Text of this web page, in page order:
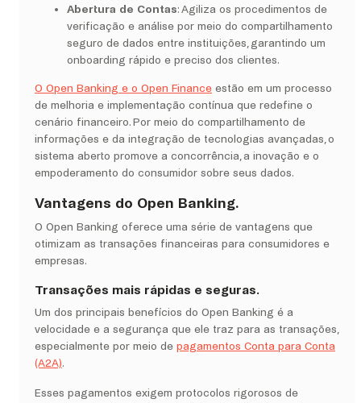
Abertura de Contas: Agiliza os procedimentos de
verificação e análise por meio do compartilhamento
seguro de dados entre instituições, garantindo um
onboarding rápido e preciso dos clientes.
O Open Banking e o Open Finance estão em um processo
de melhoria e implementação contínua que redefine o
cenário financeiro. Por meio do compartilhamento de
informações e da integração de tecnologias avançadas, o
sistema aberto promove a concorrência, a inovação e o
empoderamento do consumidor sobre seus dados.
Vantagens do Open Banking.
O Open Banking oferece uma série de vantagens que
otimizam as transações financeiras para consumidores e
empresas.
Transações mais rápidas e seguras.
Um dos principais benefícios do Open Banking é a
velocidade e a segurança que ele traz para as transações,
especialmente por meio de pagamentos Conta para Conta
(A2A).
Esses pagamentos exigem protocolos rigorosos de